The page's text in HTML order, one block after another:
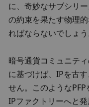
に、奇妙なサブシリ
の約束を果たす物理
ればならないでしょう
暗号通貨コミュニテ
に基づけば、IPを古
せん。このような
IPファクトリーへと